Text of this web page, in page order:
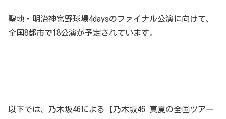
聖地・明治神宮野球場4daysのファイナル公演に向けて、
全国8都市で18公演が予定されています。
以下では、乃木坂46による【乃木坂46 真夏の全国ツアー